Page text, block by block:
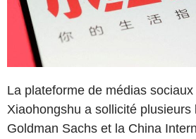
La plateforme de médias
Xiaohongshu a sollicité plusieurs
Goldman Sachs et la China